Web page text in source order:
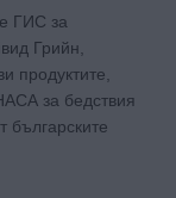
ГИС за
Грийн,
продуктите,
за бедствия
българските